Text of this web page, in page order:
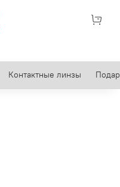
Контактные линзы